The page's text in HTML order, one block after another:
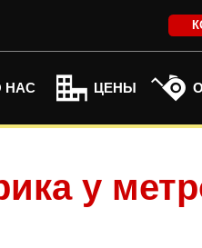
НАС ЦЕНЫ
у